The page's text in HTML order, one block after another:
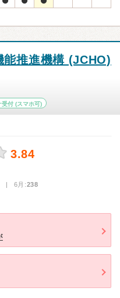
能推進機構 (JCHO)
受付 (スマホ可)
3.84
| 6月:238